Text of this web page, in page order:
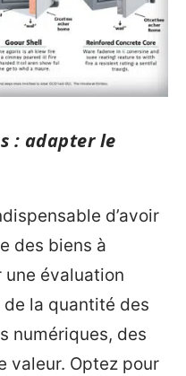
: adapter le
d’avoir
des biens à
une évaluation
la quantité des
numériques, des
valeur. Optez pour